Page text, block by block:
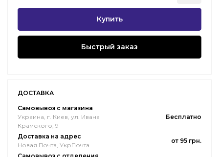
Купить
Быстрый заказ
ДОСТАВКА
Самовывоз с магазина
Украина, г. Киев, ул. Ивана
Крамского, 9
Бесплатно
Доставка на адрес
Новая Почта, УкрПочта
от 95 грн.